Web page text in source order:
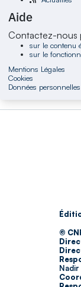
Aide
Contactez-nous
sur le contenu
sur le
Mentions Légales
Cookies
Données personnelles
©
Nadir